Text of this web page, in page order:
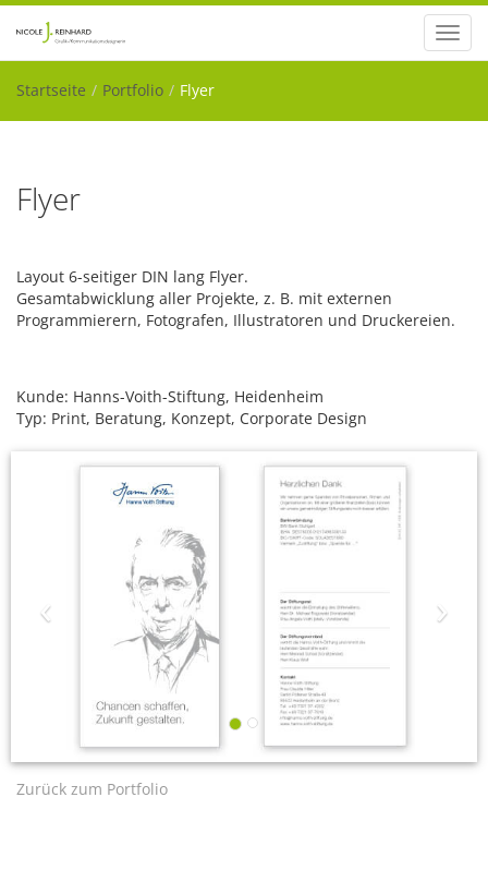
Startseite
Portfolio Flyer
Flyer
Layout 6-seitiger DIN lang Flyer.
Gesamtabwicklung aller Projekte, z. B. mit externen
Programmierern, Fotografen, Illustratoren und Druckereien.
Kunde: Hanns-Voith-Stiftung, Heidenheim
Typ: Print, Beratung, Konzept, Corporate Design
‹ ›
Zurück zum Portfolio